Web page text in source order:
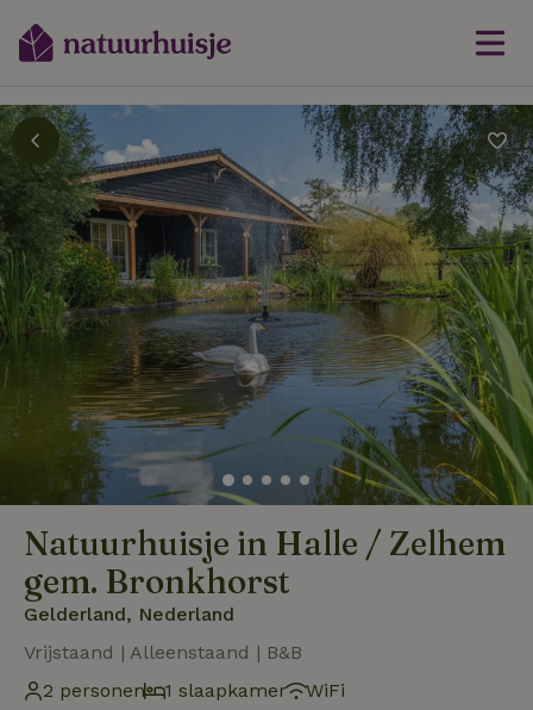
Natuurhuisje in Halle / Zelhem
gem. Bronkhorst
Gelderland, Nederland
Vrijstaand | Alleenstaand | B&B
2 personen
1 slaapkamer
WiFi